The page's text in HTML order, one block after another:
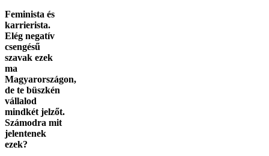
Feminista és
karrierista.
Elég negatív
csengésű
szavak ezek
ma
Magyarországon,
de te büszkén
vállalod
mindkét jelzőt.
Számodra mit
jelentenek
ezek?